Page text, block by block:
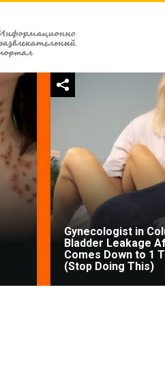
Gynecologist in
Bladder Leakage
Comes Down to 1
(Stop Doing This)